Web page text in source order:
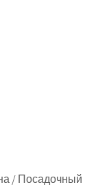
/ Посадочный